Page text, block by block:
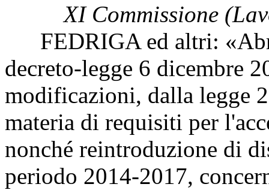
XI Commissione
FEDRIGA ed altri:
decreto-legge 6 dicembre
modificazioni, dalla legge
materia di requisiti per
nonché reintroduzione di
periodo 2014-2017,